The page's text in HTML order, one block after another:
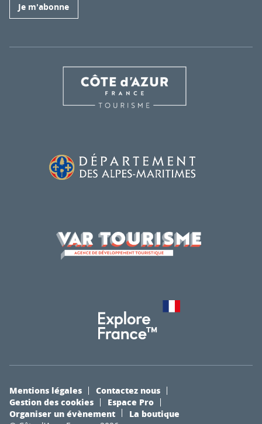
Je m'abonne
Mentions légales
Contactez nous
Gestion des cookies
Espace Pro
Organiser un évènement
La boutique